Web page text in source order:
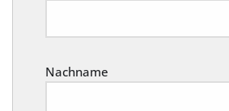
Nachname